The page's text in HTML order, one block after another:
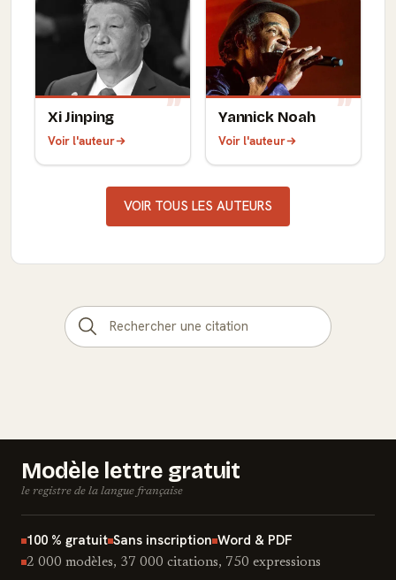
Xi Jinping
Voir l'auteur
Yannick Noah
Voir l'auteur
VOIR TOUS LES AUTEURS
Modèle lettre gratuit
le registre de la langue française
100 % gratuit Sans inscription Word & PDF
2 000 modèles, 37 000 citations, 750 expressions